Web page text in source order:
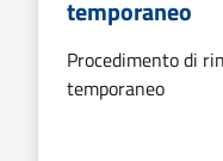
temporaneo
Procedimento di
temporaneo